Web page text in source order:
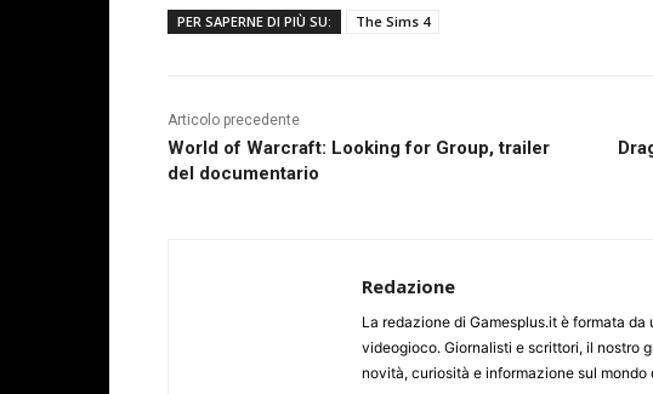
PER SAPERNE DI PIÙ SU: The Sims 4
Articolo precedente
World of Warcraft: Looking for Group, trailer
del documentario
Redazione
La redazione di Gamesplus.it è formata
videogioco. Giornalisti e scrittori, il nostro
novità, curiosità e informazione sul mondo